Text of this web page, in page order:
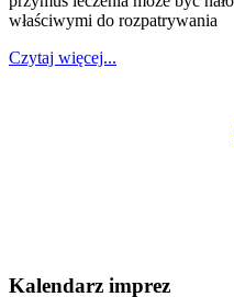
właściwymi do rozpatrywania
Czytaj więcej...
Kalendarz imprez